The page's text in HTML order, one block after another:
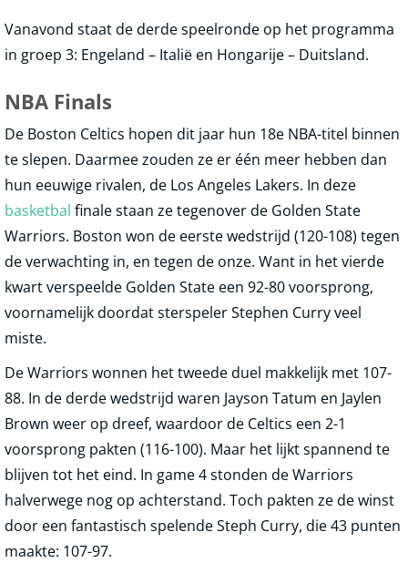
Vanavond staat de derde speelronde op het programma
in groep 3: Engeland – Italië en Hongarije – Duitsland.
NBA Finals
De Boston Celtics hopen dit jaar hun 18e NBA-titel binnen
te slepen. Daarmee zouden ze er één meer hebben dan
hun eeuwige rivalen, de Los Angeles Lakers. In deze
basketbal finale staan ze tegenover de Golden State
Warriors. Boston won de eerste wedstrijd (120-108) tegen
de verwachting in, en tegen de onze. Want in het vierde
kwart verspeelde Golden State een 92-80 voorsprong,
voornamelijk doordat sterspeler Stephen Curry veel
miste.
De Warriors wonnen het tweede duel makkelijk met 107-
88. In de derde wedstrijd waren Jayson Tatum en Jaylen
Brown weer op dreef, waardoor de Celtics een 2-1
voorsprong pakten (116-100). Maar het lijkt spannend te
blijven tot het eind. In game 4 stonden de Warriors
halverwege nog op achterstand. Toch pakten ze de winst
door een fantastisch spelende Steph Curry, die 43 punten
maakte: 107-97.